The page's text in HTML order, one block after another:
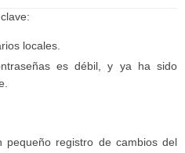
locales.
es débil, y ya ha sido
pequeño registro de cambios del